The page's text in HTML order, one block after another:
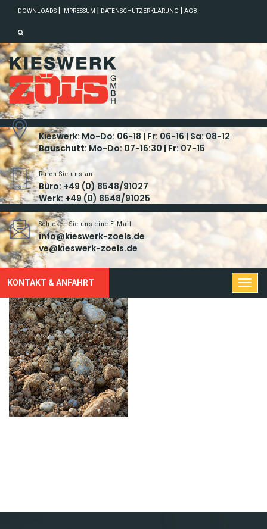
DOWNLOADS IMPRESSUM DATENSCHUTZERKLÄRUNG AGB
Kieswerk: Mo-Do: 06-18 | Fr: 06-16 | Sa: 08-12
Bauschutt: Mo-Do: 07-16:30 | Fr: 07-15
Rufen Sie uns an
Büro: +49 (0) 8548/91027
Werk: +49 (0) 8548/91025
Schicken Sie uns eine E-Mail
info@kieswerk-zoels.de
ve@kieswerk-zoels.de
KONTAKT & ANFAHRT